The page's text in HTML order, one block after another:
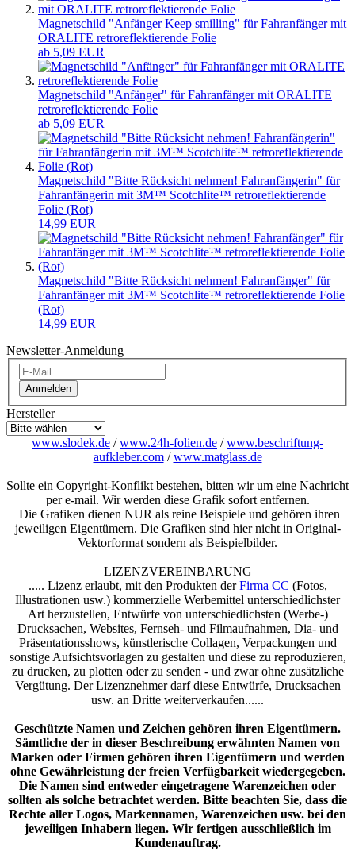
Magnetschild "Anfänger Keep smilling" für Fahranfänger mit
ORALITE retroreflektierende Folie
ab 5,09 EUR
Magnetschild "Anfänger" für Fahranfänger mit ORALITE
retroreflektierende Folie
ab 5,09 EUR
Magnetschild "Bitte Rücksicht nehmen! Fahranfängerin" für
Fahranfängerin mit 3M™ Scotchlite™ retroreflektierende
Folie (Rot)
14,99 EUR
Magnetschild "Bitte Rücksicht nehmen! Fahranfänger" für
Fahranfänger mit 3M™ Scotchlite™ retroreflektierende Folie
(Rot)
14,99 EUR
Newsletter-Anmeldung
Anmelden
Hersteller
www.slodek.de /www.24h-folien.de /www.beschriftung-
aufkleber.com/www.matglass.de
Sollte ein Copyright-Konflikt bestehen, bitten wir um eine Nachricht
per e-mail. Wir werden diese Grafik sofort entfernen.
Die Grafiken dienen NUR als reine Beispiele und gehören ihren
jeweiligen Eigentümern. Die Grafiken sind hier nicht in Original-
Vektorformat sondern als Beispielbilder.
LIZENZVEREINBARUNG
..... Lizenz erlaubt, mit den Produkten derFirma CC (Fotos,
Illustrationen usw.) kommerzielle Werbemittel unterschiedlichster
Art herzustellen, Entwürfe von unterschiedlichsten (Werbe-)
Drucksachen, Websites, Fernseh- und Filmaufnahmen, Dia- und
Präsentationsshows, künstlerische Collagen, Verpackungen und
sonstige Aufsichtsvorlagen zu gestalten und diese zu reproduzieren,
zu drucken, zu plotten oder zu senden - und zwar ohne zusätzliche
Vergütung. Der Lizenznehmer darf diese Entwürfe, Drucksachen
usw. an Dritte weiterverkaufen......
Geschützte Namen und Zeichen gehören ihren Eigentümern.
Sämtliche der in dieser Beschreibung erwähnten Namen von
Marken oder Firmen gehören ihren Eigentümern und werden
ohne Gewährleistung der freien Verfügbarkeit wiedergegeben.
Die Namen sind entweder eingetragene Warenzeichen oder
sollten als solche betrachtet werden. Bitte beachten Sie, dass die
Rechte aller Logos, Markennamen, Warenzeichen usw. bei den
jeweiligen Inhabern liegen. Wir fertigen ausschließlich im
Kundenauftrag.